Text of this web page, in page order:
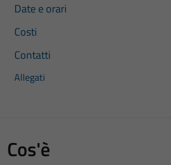
Date e orari
Costi
Contatti
Allegati
Cos'è